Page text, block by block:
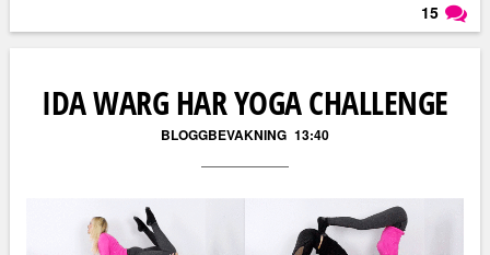
15
IDA WARG HAR YOGA CHALLENGE
BLOGGBEVAKNING 13:40